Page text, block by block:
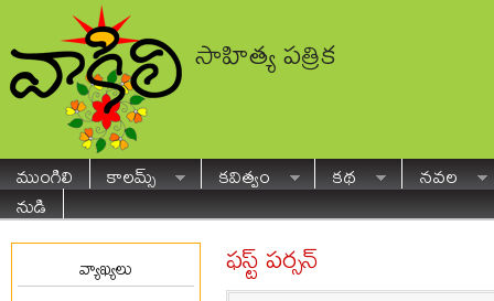
సాహిత్య పత్రిక
ముంగిలి కాలమ్స్ కవిత్వం కథ
నవల
నుడి
వ్యాఖ్యలు ఫస్ట్ పర్సన్